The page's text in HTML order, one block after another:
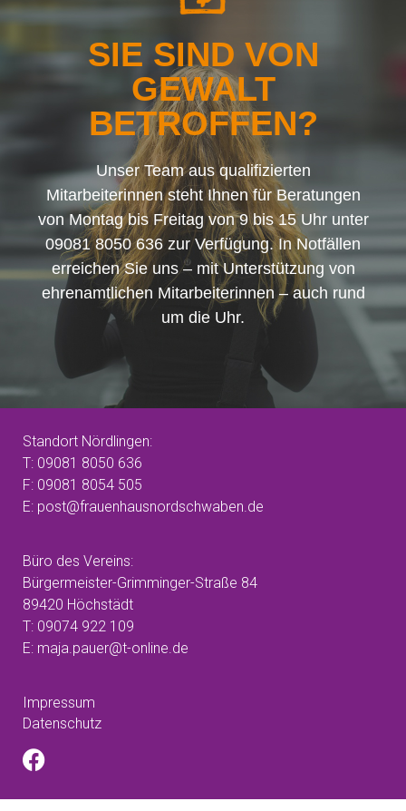
SIE SIND VON
GEWALT
BETROFFEN?
Unser Team aus qualifizierten
Mitarbeiterinnen steht Ihnen für Beratungen
von Montag bis Freitag von 9 bis 15 Uhr unter
09081 8050 636 zur Verfügung. In Notfällen
erreichen Sie uns – mit Unterstützung von
ehrenamtlichen Mitarbeiterinnen – auch rund
um die Uhr.
Standort Nördlingen:
T: 09081 8050 636
F: 09081 8054 505
E: post@frauenhausnordschwaben.de
Büro des Vereins:
Bürgermeister-Grimminger-Straße 84
89420 Höchstädt
T: 09074 922 109
E: maja.pauer@t-online.de
Impressum
Datenschutz